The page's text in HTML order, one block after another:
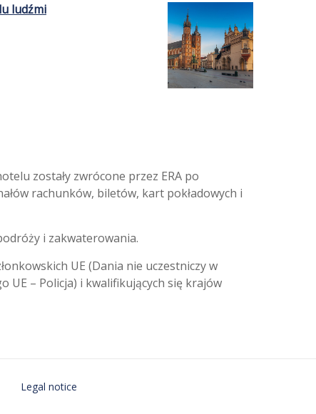
ludźmi
zostały zwrócone przez ERA po
rachunków, biletów, kart pokładowych i
i zakwaterowania.
UE (Dania nie uczestniczy w
UE – Policja) i kwalifikujących się krajów
Legal notice